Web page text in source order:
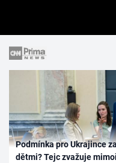
Podmínka pro Ukrajince
dětmi? Tejc zvažuje